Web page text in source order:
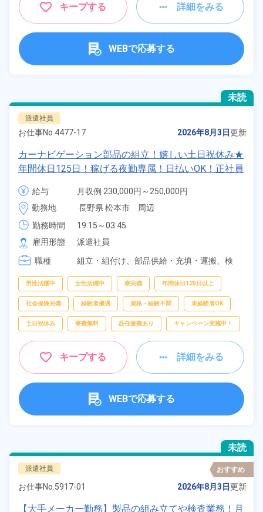
キープする 詳細をみる
WEBで応募する
未読
派遣社員
お仕事No. 4477-17 2026年8月3日更新
カーナビゲーション部品の組立！嬉しい土日祝休み★
年間休日125日！稼げる夜勤専属！日払いOK！正社員
登用制度あり！マイカー通勤OK！《長野県松本市》
給与
月収例 230,000円～250,000円
時給 1,230円～1,230円
勤務地
長野県 松本市　周辺
勤務時間
19:15～03:45
雇用形態
派遣社員
職種
組立・組付け、 部品供給・充填・運搬、 検
男性活躍中 女性活躍中 寮完備 年間休日120日以上
社会保険完備 経験者優遇 資格・経験不問 未経験者OK
土日祝休み 寮費無料 赴任旅費あり キャンペーン実施中！
キープする 詳細をみる
WEBで応募する
未読
派遣社員 おすすめ
お仕事No. 5917-01 2026年8月3日更新
【大手メーカー勤務】製品の組み立てや検査業務！月